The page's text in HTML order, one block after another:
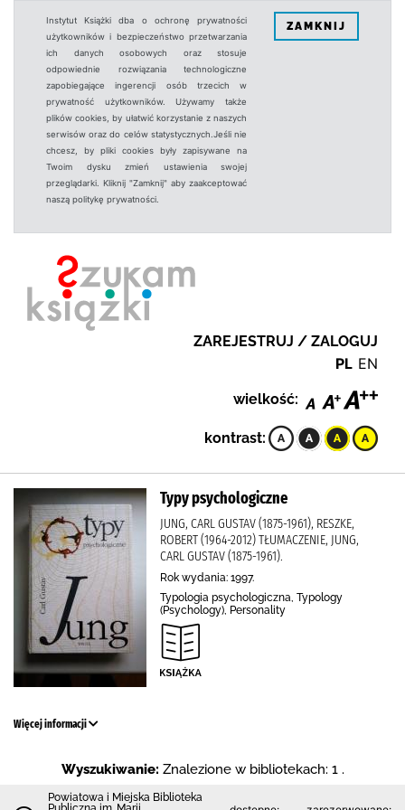
Instytut Książki dba o ochronę prywatności
użytkowników i bezpieczeństwo przetwarzania
ich danych osobowych oraz stosuje
odpowiednie rozwiązania technologiczne
zapobiegające ingerencji osób trzecich w
prywatność użytkowników. Używamy także
plików cookies, by ułatwić korzystanie z naszych
serwisów oraz do celów statystycznych.Jeśli nie
chcesz, by pliki cookies były zapisywane na
Twoim dysku zmień ustawienia swojej
przeglądarki. Kliknij "Zamknij" aby zaakceptować
naszą politykę prywatności.
ZAMKNIJ
ZAREJESTRUJ / ZALOGUJ
PL EN
wielkość:
kontrast:
Typy psychologiczne
JUNG, CARL GUSTAV (1875-1961), RESZKE,
ROBERT (1964-2012) TŁUMACZENIE, JUNG,
CARL GUSTAV (1875-1961).
Rok wydania: 1997.
Typologia psychologiczna, Typology
(Psychology), Personality
Więcej informacji
Wyszukiwanie: Znalezione w bibliotekach: 1 .
Powiatowa i Miejska Biblioteka